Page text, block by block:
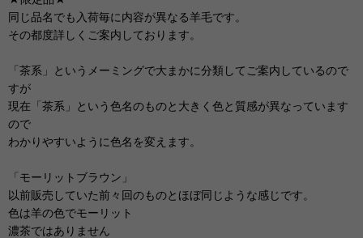
同じ品名でも入荷毎に内容が異なる羊毛です。
その都度詳しくご案内しております。
「茶系」というメーミングで大まかに分類してご案内しているので
すが
現在「茶系」という色名のものと大きく色と質感が異なっています
ので
わかりやすいように色名を変えます。
「モーリットブラウン」
以前販売していた前々回のものとほぼ同じような感じです。
色は羊の色でモーリット
濃茶ではありません